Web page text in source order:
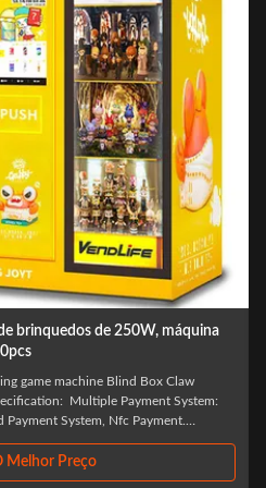
brinquedos de 250W, máquina
game machine Blind Box Claw
Multiple Payment System:
System, Nfc Payment.
...
Melhor Preço